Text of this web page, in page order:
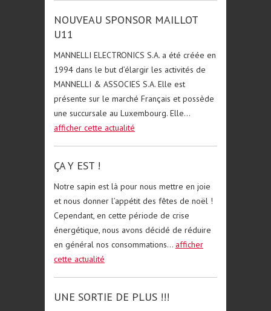
NOUVEAU SPONSOR MAILLOT
U11
MANNELLI ELECTRONICS S.A. a été créée en
1994 dans le but d’élargir les activités de
MANNELLI & ASSOCIES S.A. Elle est
présente sur le marché Français et possède
une succursale au Luxembourg. Elle...
afficher cette actualité
ÇA Y EST !
Notre sapin est là pour nous mettre en joie
et nous donner l’appétit des fêtes de noël !
Cependant, en cette période de crise
énergétique, nous avons décidé de réduire
en général nos consommations... afficher
cette actualité
UNE SORTIE DE PLUS !!!